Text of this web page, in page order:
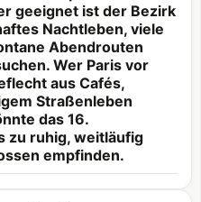
geeignet ist der Bezirk
Nachtleben, viele
Abendrouten
Wer Paris vor
aus Cafés,
Straßenleben
das 16.
zu ruhig, weitläufig
empfinden.